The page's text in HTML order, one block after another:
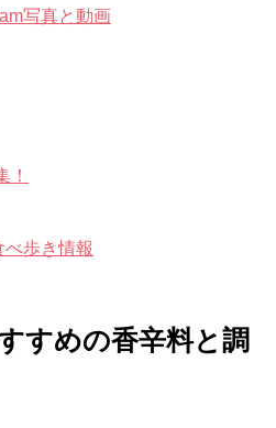
写真と動画
！
歩き情報
すめの香辛料と調